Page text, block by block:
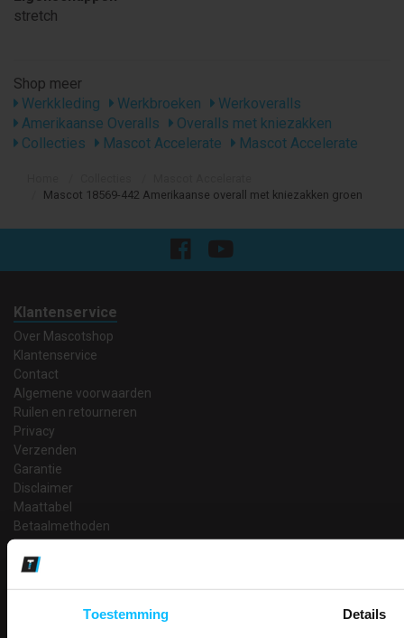
Toestemming Details
stretch
Shop meer
Werkkleding
Werkbroeken
Werkoveralls
Amerikaanse Overalls
Overalls met kniezakken
Collecties
Mascot Accelerate Mascot Accelerate
Mascot 18569-442 Amerikaanse overall met kniezakken groen
Klantenservice
Over Mascotshop
Klantenservice
Contact
Algemene voorwaarden
Ruilen en retourneren
Privacy
Verzenden
Garantie
Disclaimer
Maattabel
Betaalmethoden
Partners
Makkelijk shoppen
Bedruk- en borduurservice